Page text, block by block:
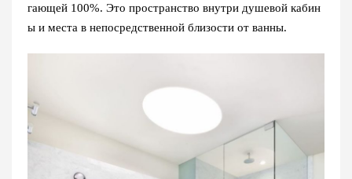
гающей 100%. Это пространство внутри душевой кабин
ы и места в непосредственной близости от ванны.